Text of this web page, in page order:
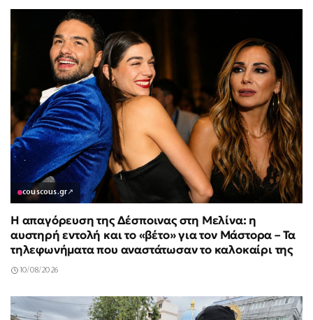
couscous.gr↗
Η απαγόρευση της Δέσποινας στη Μελίνα: η
αυστηρή εντολή και το «βέτο» για τον Μάστορα – Τα
τηλεφωνήματα που αναστάτωσαν το καλοκαίρι της
10/08/2026